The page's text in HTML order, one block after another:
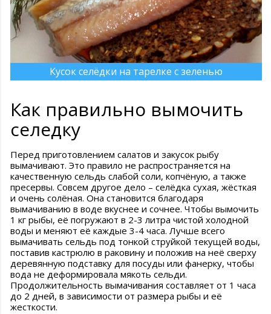
Кусок селёдки на тарелке с зеленью
Как правильно вымочить
селедку
Перед приготовлением салатов и закусок рыбу
вымачивают. Это правило не распространяется на
качественную сельдь слабой соли, копчёную, а также
пресервы. Совсем другое дело – селёдка сухая, жёсткая
и очень солёная. Она становится благодаря
вымачиванию в воде вкуснее и сочнее. Чтобы вымочить
1 кг рыбы, её погружают в 2-3 литра чистой холодной
воды и меняют её каждые 3-4 часа. Лучше всего
вымачивать сельдь под тонкой струйкой текущей воды,
поставив кастрюлю в раковину и положив на неё сверху
деревянную подставку для посуды или фанерку, чтобы
вода не деформировала мякоть сельди.
Продолжительность вымачивания составляет от 1 часа
до 2 дней, в зависимости от размера рыбы и её
жесткости.